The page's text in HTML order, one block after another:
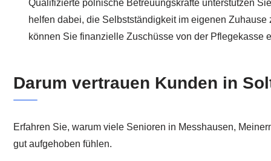
Qualifizierte polnische Betreuungskräfte unterstützen
helfen dabei, die Selbstständigkeit im eigenen Zuhause
können Sie finanzielle Zuschüsse von der Pflegekasse
Darum vertrauen Kunden in
Erfahren Sie, warum viele Senioren in Messhausen,
gut aufgehoben fühlen.